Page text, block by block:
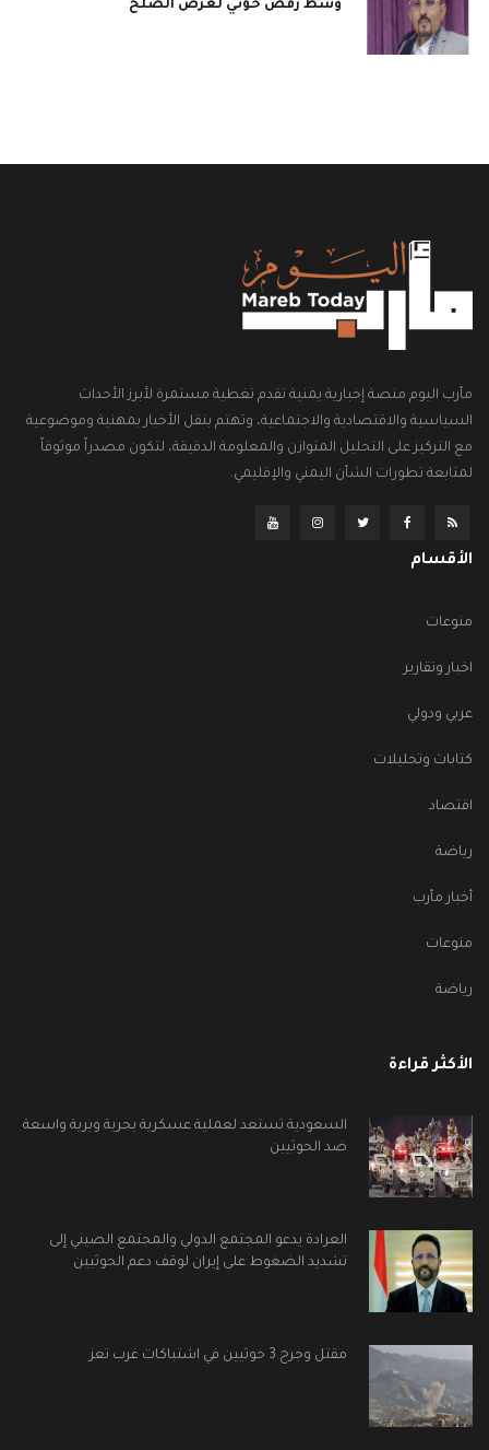
وسط رفض حوثي لعرض الصلح
مأرب اليوم منصة إخبارية يمنية تقدم تغطية مستمرة لأبرز الأحداث
السياسية والاقتصادية والاجتماعية، وتهتم بنقل الأخبار بمهنية وموضوعية
مع التركيز على التحليل المتوازن والمعلومة الدقيقة، لتكون مصدراً موثوقاً
لمتابعة تطورات الشأن اليمني والإقليمي.
الأقسام
منوعات
اخبار وتقارير
عربي ودولي
كتابات وتحليلات
اقتصاد
رياضة
أخبار مأرب
منوعات
رياضة
الأكثر قراءة
السعودية تستعد لعملية عسكرية بحرية وبرية واسعة
ضد الحوثيين
العرادة يدعو المجتمع الدولي والمجتمع الصيني إلى
تشديد الضغوط على إيران لوقف دعم الحوثيين
مقتل وجرح 3 حوثيين في اشتباكات غرب تعز